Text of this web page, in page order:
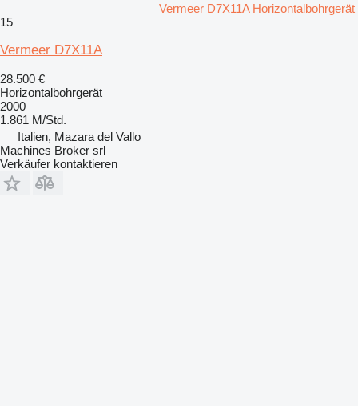
Vermeer D7X11A Horizontalbohrgerät
15
Vermeer D7X11A
28.500 €
Horizontalbohrgerät
2000
1.861 M/Std.
Italien, Mazara del Vallo
Machines Broker srl
Verkäufer kontaktieren